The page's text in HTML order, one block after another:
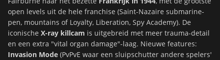
open levels uit de hele franchise (Saint-Nazaire submarine-
pen, mountains of Loyalty, Liberation, Spy Academy). De
iconische X-ray killcam is uitgebreid met meer trauma-detail
en een extra "vital organ damage"-laag. Nieuwe features:
Invasion Mode (PvPvE waar een sluipschutter andere spelers'